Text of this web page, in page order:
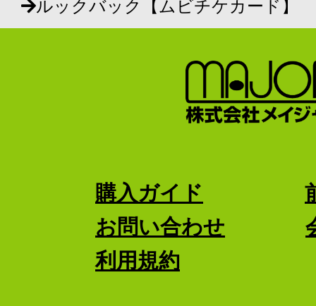
ルックバック【ムビチケカード】
購入ガイド
お問い合わせ
利用規約